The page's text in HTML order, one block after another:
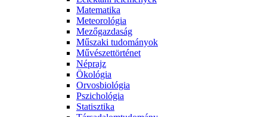
Matematika
Meteorológia
Mezőgazdaság
Műszaki tudományok
Művészettörténet
Néprajz
Ökológia
Orvosbiológia
Pszichológia
Statisztika